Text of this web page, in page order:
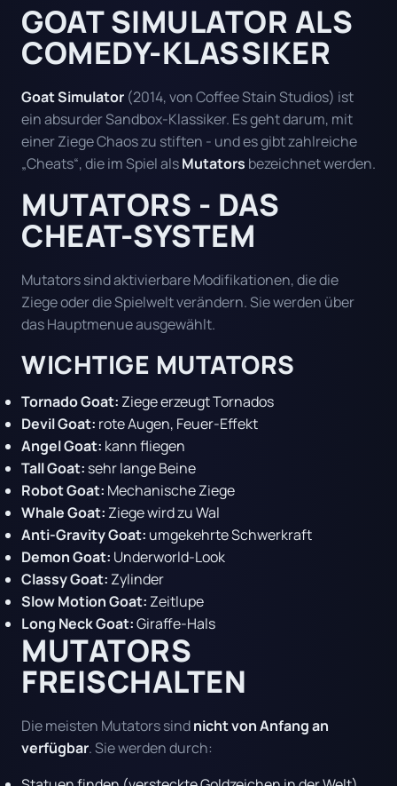
GOAT SIMULATOR ALS
COMEDY-KLASSIKER
Goat Simulator (2014, von Coffee Stain Studios) ist
ein absurder Sandbox-Klassiker. Es geht darum, mit
einer Ziege Chaos zu stiften - und es gibt zahlreiche
„Cheats“, die im Spiel alsMutators bezeichnet werden.
MUTATORS - DAS
CHEAT-SYSTEM
Mutators sind aktivierbare Modifikationen, die die
Ziege oder die Spielwelt verändern. Sie werden über
das Hauptmenue ausgewählt.
WICHTIGE MUTATORS
Tornado Goat: Ziege erzeugt Tornados
Devil Goat: rote Augen, Feuer-Effekt
Angel Goat: kann fliegen
Tall Goat: sehr lange Beine
Robot Goat: Mechanische Ziege
Whale Goat: Ziege wird zu Wal
Anti-Gravity Goat: umgekehrte Schwerkraft
Demon Goat: Underworld-Look
Classy Goat: Zylinder
Slow Motion Goat: Zeitlupe
Long Neck Goat:Giraffe-Hals
MUTATORS
FREISCHALTEN
Die meisten Mutators sindnicht von Anfang an
verfügbar. Sie werden durch: